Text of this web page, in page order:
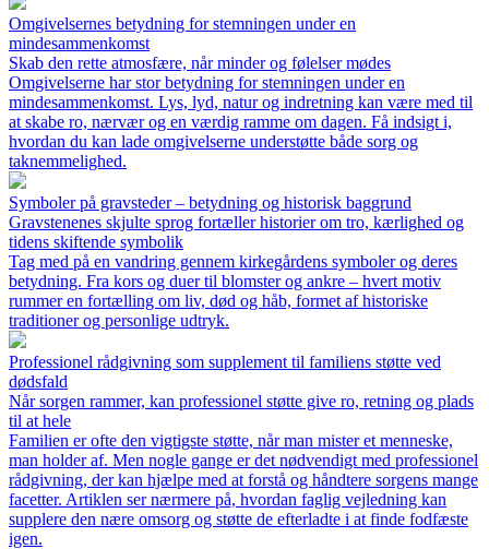
Omgivelsernes betydning for stemningen under en
mindesammenkomst
Skab den rette atmosfære, når minder og følelser mødes
Omgivelserne har stor betydning for stemningen under en
mindesammenkomst. Lys, lyd, natur og indretning kan være med til
at skabe ro, nærvær og en værdig ramme om dagen. Få indsigt i,
hvordan du kan lade omgivelserne understøtte både sorg og
taknemmelighed.
Symboler på gravsteder – betydning og historisk baggrund
Gravstenenes skjulte sprog fortæller historier om tro, kærlighed og
tidens skiftende symbolik
Tag med på en vandring gennem kirkegårdens symboler og deres
betydning. Fra kors og duer til blomster og ankre – hvert motiv
rummer en fortælling om liv, død og håb, formet af historiske
traditioner og personlige udtryk.
Professionel rådgivning som supplement til familiens støtte ved
dødsfald
Når sorgen rammer, kan professionel støtte give ro, retning og plads
til at hele
Familien er ofte den vigtigste støtte, når man mister et menneske,
man holder af. Men nogle gange er det nødvendigt med professionel
rådgivning, der kan hjælpe med at forstå og håndtere sorgens mange
facetter. Artiklen ser nærmere på, hvordan faglig vejledning kan
supplere den nære omsorg og støtte de efterladte i at finde fodfæste
igen.